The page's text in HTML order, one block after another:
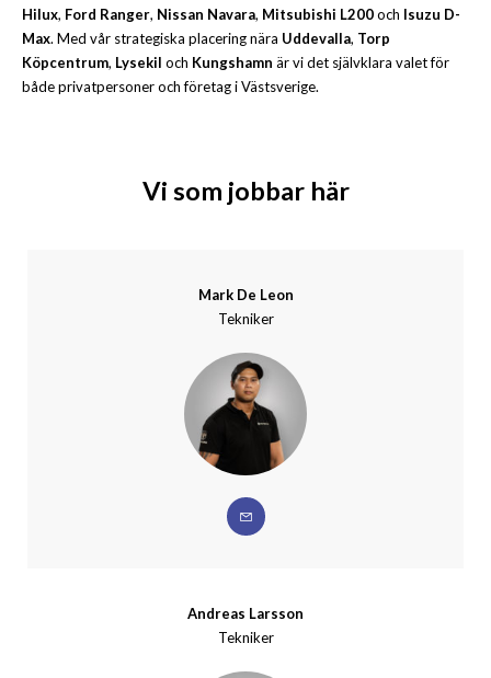
Hilux, Ford Ranger, Nissan Navara, Mitsubishi L200och Isuzu D-
Max. Med vår strategiska placering nära Uddevalla, Torp
Köpcentrum, Lysekil och Kungshamn är vi det självklara valet för
både privatpersoner och företag i Västsverige.
Vi som jobbar här
Mark De Leon
Tekniker
Andreas Larsson
Tekniker